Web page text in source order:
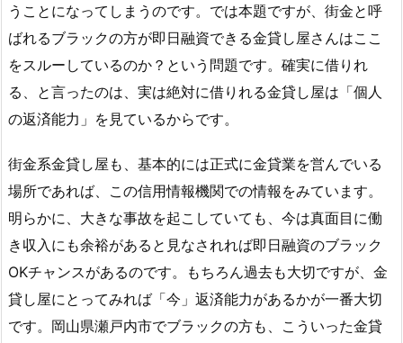
うことになってしまうのです。では本題ですが、街金と呼
ばれるブラックの方が即日融資できる金貸し屋さんはここ
をスルーしているのか？という問題です。確実に借りれ
る、と言ったのは、実は絶対に借りれる金貸し屋は「個人
の返済能力」を見ているからです。
街金系金貸し屋も、基本的には正式に金貸業を営んでいる
場所であれば、この信用情報機関での情報をみています。
明らかに、大きな事故を起こしていても、今は真面目に働
き収入にも余裕があると見なされれば即日融資のブラック
OKチャンスがあるのです。もちろん過去も大切ですが、金
貸し屋にとってみれば「今」返済能力があるかが一番大切
です。岡山県瀬戸内市でブラックの方も、こういった金貸